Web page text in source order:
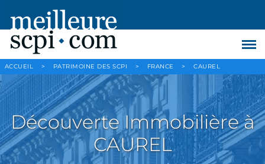
ACCUEIL > PATRIMOINE DES SCPI > FRANCE > CAUREL
Découverte Immobilière à
CAUREL